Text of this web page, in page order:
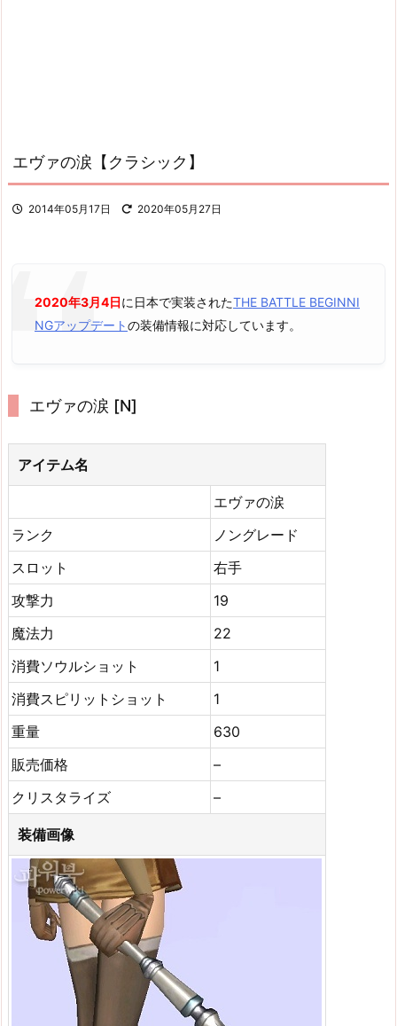
エヴァの涙【クラシック】
2014年05月17日 2020年05月27日
2020年3月4日に日本で実装されたTHE BATTLE BEGINNI
NGアップデートの装備情報に対応しています。
エヴァの涙 [N]
アイテム名
エヴァの涙
ランク
ノングレード
スロット
右手
攻撃力
19
魔法力
22
消費ソウルショット
1
消費スピリットショット
1
重量
630
販売価格
–
クリスタライズ
–
装備画像